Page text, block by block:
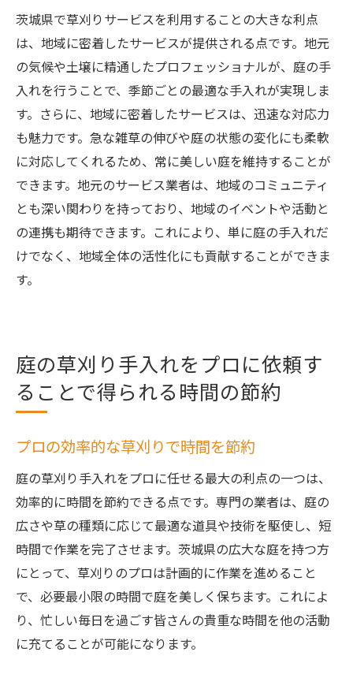
茨城県で草刈りサービスを利用することの大きな利点
は、地域に密着したサービスが提供される点です。地元
の気候や土壌に精通したプロフェッショナルが、庭の手
入れを行うことで、季節ごとの最適な手入れが実現しま
す。さらに、地域に密着したサービスは、迅速な対応力
も魅力です。急な雑草の伸びや庭の状態の変化にも柔軟
に対応してくれるため、常に美しい庭を維持することが
できます。地元のサービス業者は、地域のコミュニティ
とも深い関わりを持っており、地域のイベントや活動と
の連携も期待できます。これにより、単に庭の手入れだ
けでなく、地域全体の活性化にも貢献することができま
す。
庭の草刈り手入れをプロに依頼す
ることで得られる時間の節約
プロの効率的な草刈りで時間を節約
庭の草刈り手入れをプロに任せる最大の利点の一つは、
効率的に時間を節約できる点です。専門の業者は、庭の
広さや草の種類に応じて最適な道具や技術を駆使し、短
時間で作業を完了させます。茨城県の広大な庭を持つ方
にとって、草刈りのプロは計画的に作業を進めること
で、必要最小限の時間で庭を美しく保ちます。これによ
り、忙しい毎日を過ごす皆さんの貴重な時間を他の活動
に充てることが可能になります。